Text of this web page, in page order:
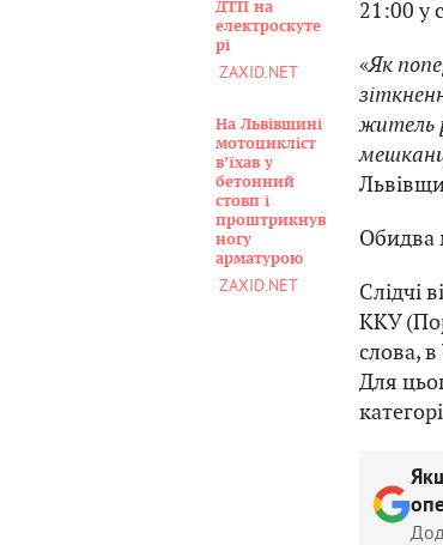
ДТП на
електроскуте
рі
ZAXID.NET
На Львівщині
мотоцикліст
вʼїхав у
бетонний
стовп і
проштрикнув
ногу
арматурою
ZAXID.NET
21:00 у
«Як
житель
Обидва
Слідчі
ККУ
слова,
Для